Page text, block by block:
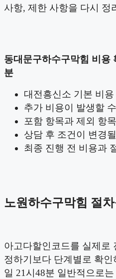
사항, 제한 사항을 다시 정
동대문구하수구막힘 비용
분
대전흥신소 기본 비
추가 비용이 발생할
포함 항목과 제외 항
상담 후 조건이 변경
최종 진행 전 비용과
노원하수구막힘 절
아고다할인코드를 실제로
정하기보다 단계별로 확
일 21시48분 일반적으로